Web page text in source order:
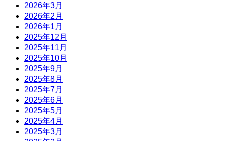
2026年3月
2026年2月
2026年1月
2025年12月
2025年11月
2025年10月
2025年9月
2025年8月
2025年7月
2025年6月
2025年5月
2025年4月
2025年3月